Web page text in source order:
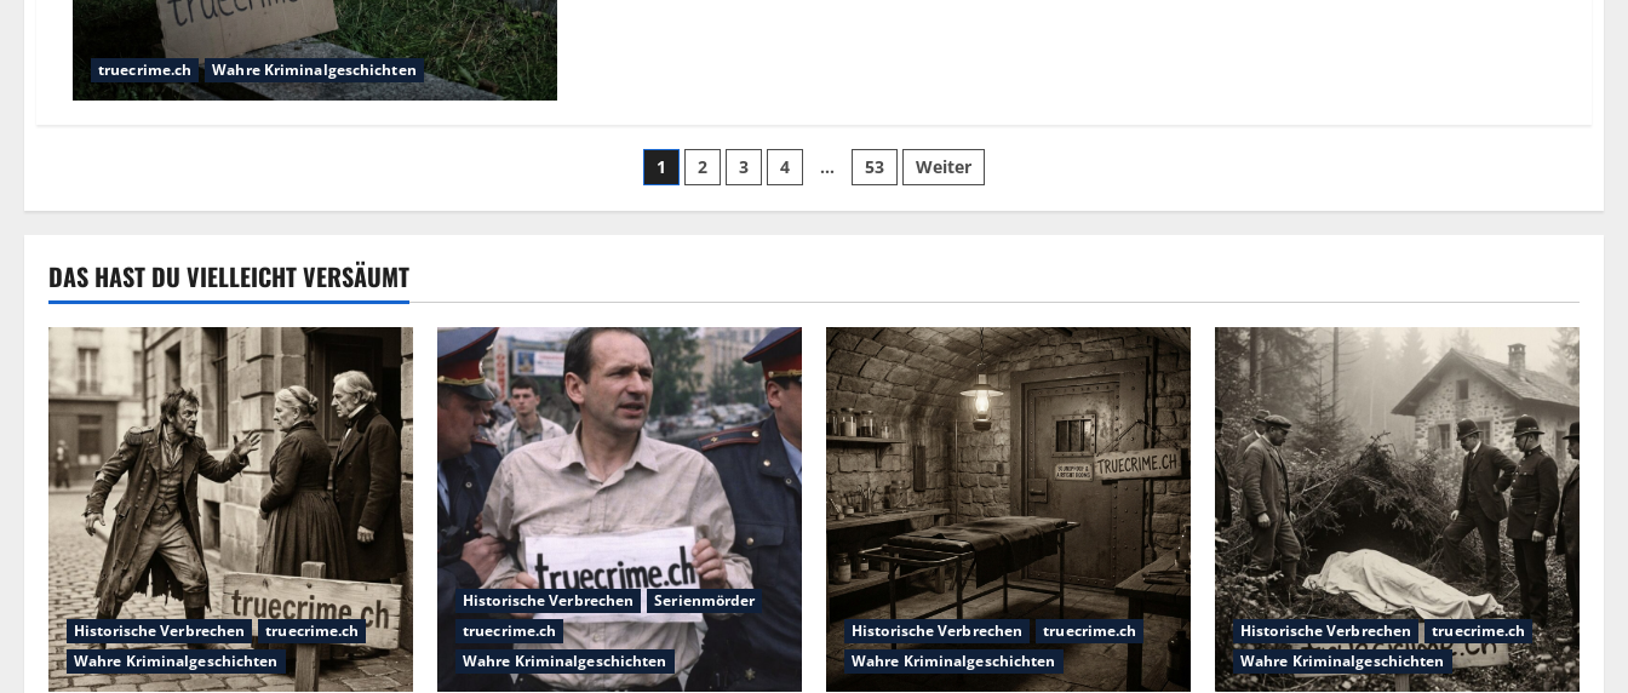
truecrime.ch Wahre Kriminalgeschichten
1 2 3 4 … 53 Weiter
DAS HAST DU VIELLEICHT VERSÄUMT
Historische Verbrechen
truecrime.ch
Wahre Kriminalgeschichten
Historische Verbrechen
Serienmörder
truecrime.ch
Wahre Kriminalgeschichten
Historische Verbrechen
truecrime.ch
Wahre Kriminalgeschichten
Historische Verbrechen
truecrime.ch
Wahre Kriminalgeschichten